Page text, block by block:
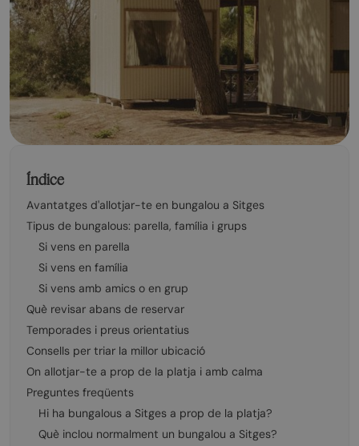
Índice
Avantatges d'allotjar-te en bungalou a Sitges
Tipus de bungalous: parella, família i grups
Si vens en parella
Si vens en família
Si vens amb amics o en grup
Què revisar abans de reservar
Temporades i preus orientatius
Consells per triar la millor ubicació
On allotjar-te a prop de la platja i amb calma
Preguntes freqüents
Hi ha bungalous a Sitges a prop de la platja?
Què inclou normalment un bungalou a Sitges?